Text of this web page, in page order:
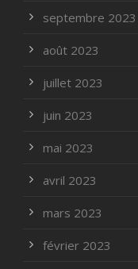
septembre 2023
août 2023
juillet 2023
juin 2023
mai 2023
avril 2023
mars 2023
février 2023